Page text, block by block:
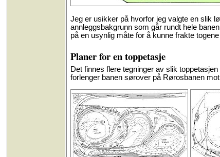
Jeg er usikker på hvorfor jeg valgte en slik
annleggsbakgrunn som går rundt hele
på en usynlig måte for å kunne frakte
Planer for en toppetasje
Det finnes flere tegninger av slik
forlenger banen sørover på Rørosbanen